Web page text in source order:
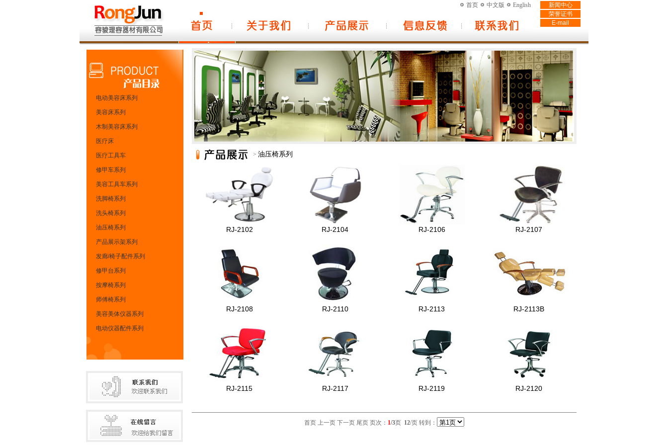
首页 中文版 English
新闻中心
荣誉证书
E-mail
电动美容床系列
美容床系列
木制美容床系列
医疗床
医疗工具车
修甲车系列
美容工具车系列
洗脚椅系列
洗头椅系列
油压椅系列
产品展示架系列
发廊/椅子配件系列
修甲台系列
按摩椅系列
师傅椅系列
美容美体仪器系列
电动仪器配件系列
> 油压椅系列
RJ-2102 RJ-2104 RJ-2106 RJ-2107
RJ-2108 RJ-2110 RJ-2113 RJ-2113B
RJ-2115 RJ-2117 RJ-2119 RJ-2120
首页 上一页 下一页 尾页 页次： 1/3页 12/页 转到：